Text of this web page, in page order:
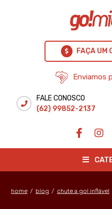
FAÇA UM
Enviamos
FALE CONOSCO
(62) 99852-2137
home / blog / chute a gol inflável